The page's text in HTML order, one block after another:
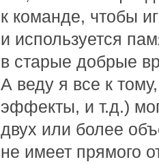
к команде, чтобы
и используется
в старые добрые
А веду я все к
эффекты, и т.д.)
двух или более
не имеет прямого